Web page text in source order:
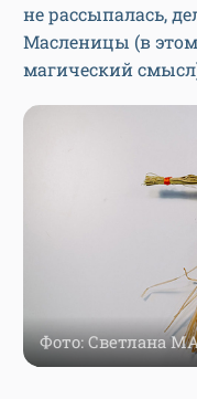
не рассыпалась,
Масленицы (в
магический
Фото: Светлана